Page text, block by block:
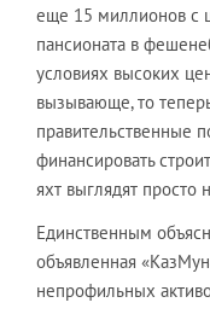
еще 15 миллионов с
пансионата в
условиях высоких
вызывающе, то
правительственные
финансировать
яхт выглядят просто
Единственным
объявленная
непрофильных